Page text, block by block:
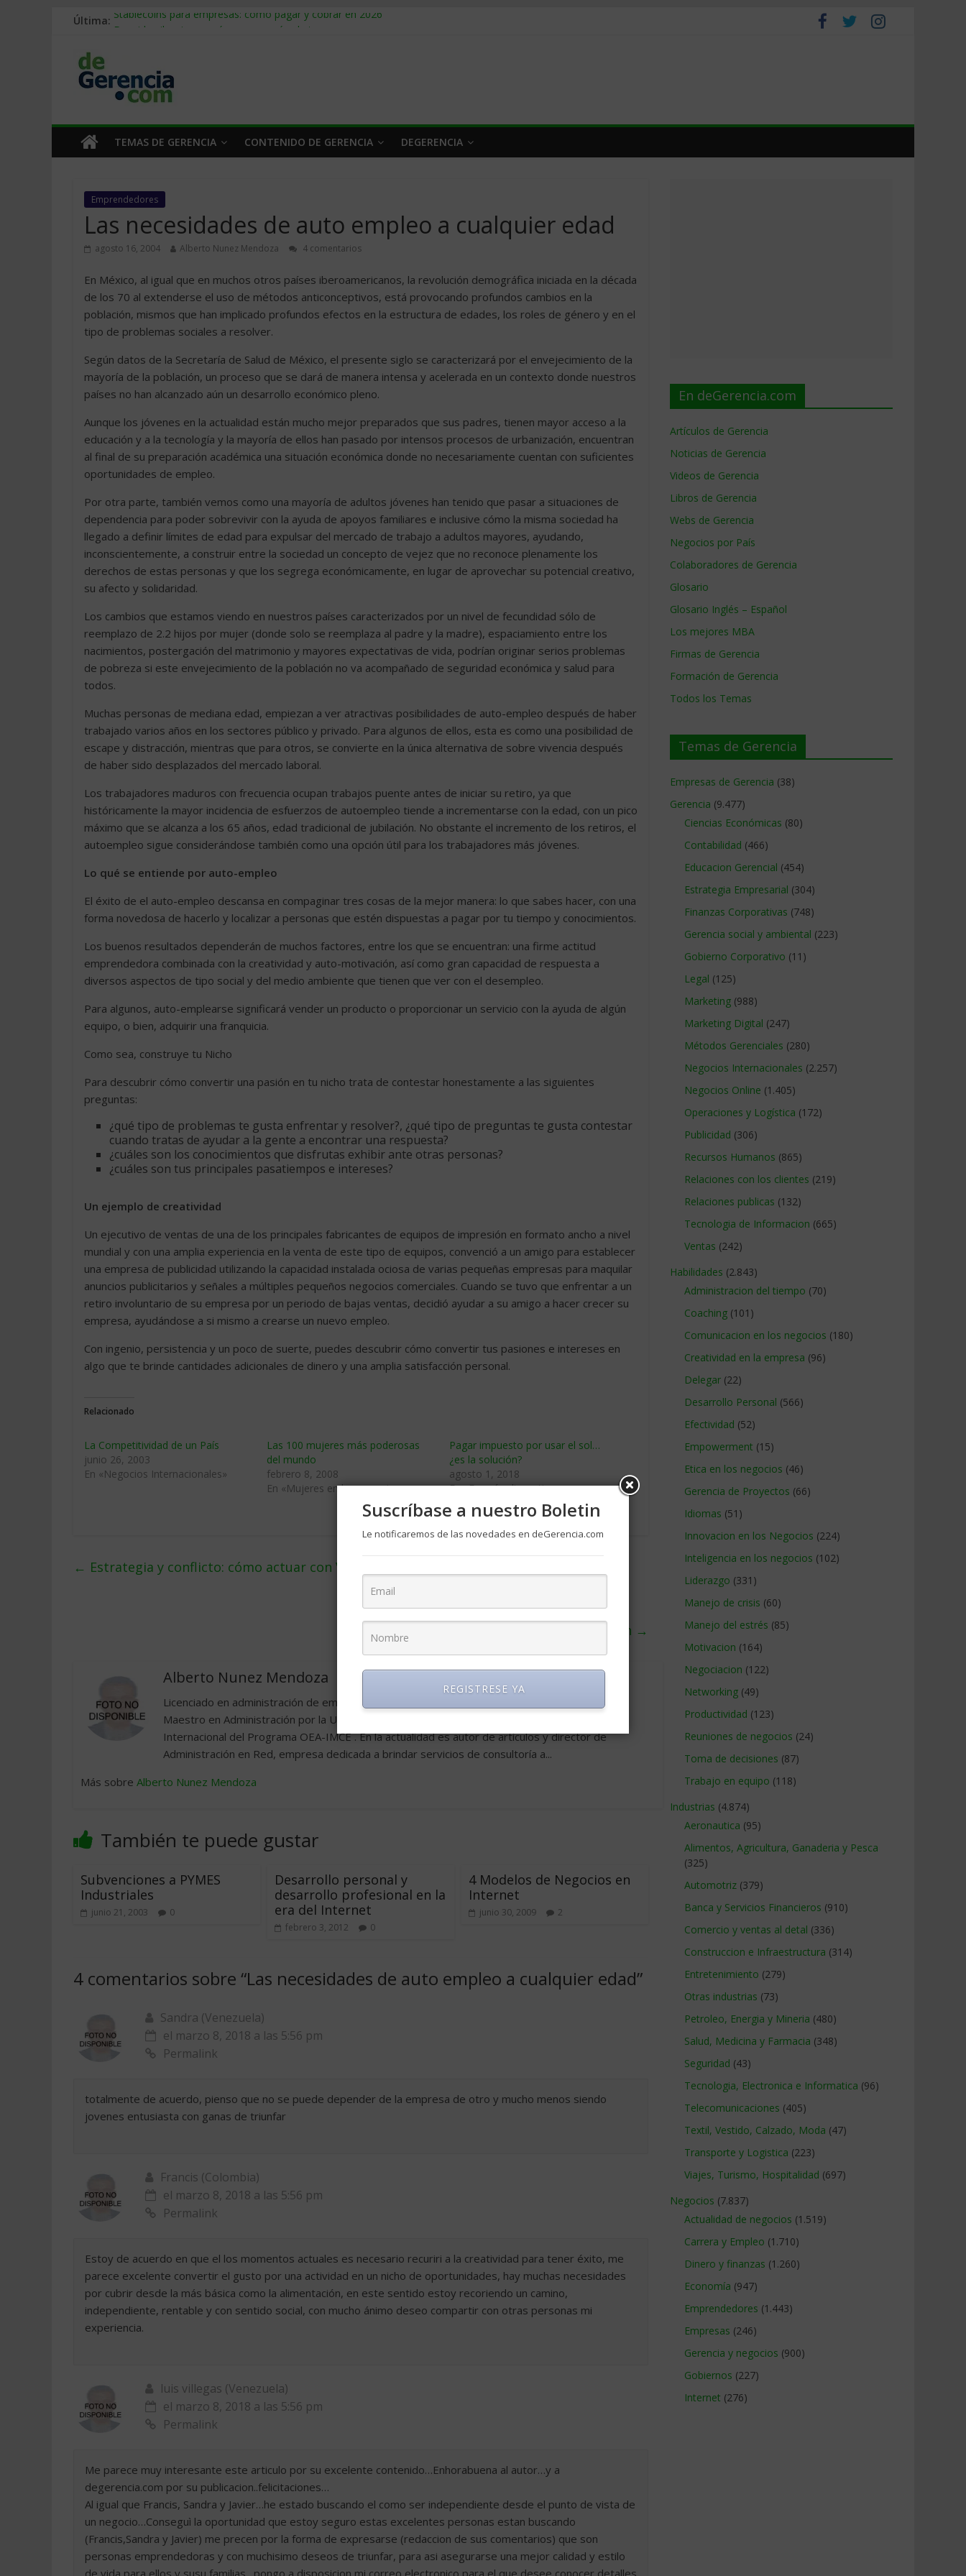
Última: Stablecoins para empresas: cómo pagar y cobrar en 2026
Trabajo forzoso en la cadena de suministro: qué hacer
Mercado hispano de EE. UU.: cómo segmentarlo y venderle
TEMAS DE GERENCIA CONTENIDO DE GERENCIA DEGERENCIA
Emprendedores
Las necesidades de auto empleo a cualquier edad
agosto 16, 2004 Alberto Nunez Mendoza 4 comentarios
En México, al igual que en muchos otros países iberoamericanos, la revolución demográfica iniciada en la década
de los 70 al extenderse el uso de métodos anticonceptivos, está provocando profundos cambios en la
población, mismos que han implicado profundos efectos en la estructura de edades, los roles de género y en el
tipo de problemas sociales a resolver.
Según datos de la Secretaría de Salud de México, el presente siglo se caracterizará por el envejecimiento de la
mayoría de la población, un proceso que se dará de manera intensa y acelerada en un contexto donde nuestros
países no han alcanzado aún un desarrollo económico pleno.
Aunque los jóvenes en la actualidad están mucho mejor preparados que sus padres, tienen mayor acceso a la
educación y a la tecnología y la mayoría de ellos han pasado por intensos procesos de urbanización, encuentran
al final de su preparación académica una situación económica donde no necesariamente cuentan con suficientes
oportunidades de empleo.
Por otra parte, también vemos como una mayoría de adultos jóvenes han tenido que pasar a situaciones de
dependencia para poder sobrevivir con la ayuda de apoyos familiares e inclusive cómo la misma sociedad ha
llegado a definir límites de edad para expulsar del mercado de trabajo a adultos mayores, ayudando,
inconscientemente, a construir entre la sociedad un concepto de vejez que no reconoce plenamente los
derechos de estas personas y que los segrega económicamente, en lugar de aprovechar su potencial creativo,
su afecto y solidaridad.
Los cambios que estamos viendo en nuestros países caracterizados por un nivel de fecundidad sólo de
reemplazo de 2.2 hijos por mujer (donde solo se reemplaza al padre y la madre), espaciamiento entre los
nacimientos, postergación del matrimonio y mayores expectativas de vida, podrían originar serios problemas
de pobreza si este envejecimiento de la población no va acompañado de seguridad económica y salud para
todos.
Muchas personas de mediana edad, empiezan a ver atractivas posibilidades de auto-empleo después de haber
trabajado varios años en los sectores público y privado. Para algunos de ellos, esta es como una posibilidad de
escape y distracción, mientras que para otros, se convierte en la única alternativa de sobre vivencia después
de haber sido desplazados del mercado laboral.
Los trabajadores maduros con frecuencia ocupan trabajos puente antes de iniciar su retiro, ya que
históricamente la mayor incidencia de esfuerzos de autoempleo tiende a incrementarse con la edad, con un pico
máximo que se alcanza a los 65 años, edad tradicional de jubilación. No obstante el incremento de los retiros, el
autoempleo sigue considerándose también como una opción útil para los trabajadores más jóvenes.
Lo qué se entiende por auto-empleo
El éxito de el auto-empleo descansa en compaginar tres cosas de la mejor manera: lo que sabes hacer, con una
forma novedosa de hacerlo y localizar a personas que estén dispuestas a pagar por tu tiempo y conocimientos.
Los buenos resultados dependerán de muchos factores, entre los que se encuentran: una firme actitud
emprendedora combinada con la creatividad y auto-motivación, así como gran capacidad de respuesta a
diversos aspectos de tipo social y del medio ambiente que tienen que ver con el desempleo.
Para algunos, auto-emplearse significará vender un producto o proporcionar un servicio con la ayuda de algún
equipo, o bien, adquirir una franquicia.
Como sea, construye tu Nicho
Para descubrir cómo convertir una pasión en tu nicho trata de contestar honestamente a las siguientes
preguntas:
¿qué tipo de problemas te gusta enfrentar y resolver?, ¿qué tipo de preguntas te gusta contestar
cuando tratas de ayudar a la gente a encontrar una respuesta?
¿cuáles son los conocimientos que disfrutas exhibir ante otras personas?
¿cuáles son tus principales pasatiempos e intereses?
Un ejemplo de creatividad
Un ejecutivo de ventas de una de los principales fabricantes de equipos de impresión en formato ancho a nivel
mundial y con una amplia experiencia en la venta de este tipo de equipos, convenció a un amigo para establecer
una empresa de publicidad utilizando la capacidad instalada ociosa de varias pequeñas empresas para maquilar
anuncios publicitarios y señales a múltiples pequeños negocios comerciales. Cuando se tuvo que enfrentar a un
retiro involuntario de su empresa por un periodo de bajas ventas, decidió ayudar a su amigo a hacer crecer su
empresa, ayudándose a si mismo a crearse un nuevo empleo.
Con ingenio, persistencia y un poco de suerte, puedes descubrir cómo convertir tus pasiones e intereses en
algo que te brinde cantidades adicionales de dinero y una amplia satisfacción personal.
Relacionado
La Competitividad de un País
junio 26, 2003
En «Negocios Internacionales»
Las 100 mujeres más poderosas
del mundo
febrero 8, 2008
En «Mujeres en los negocios»
Pagar impuesto por usar el sol…
¿es la solución?
agosto 1, 2018
En «Energía alternativa»
← Estrategia y conflicto: cómo actuar con Ventaja sobre los problemas
Diferencia entre estímulo y motivación →
Alberto Nunez Mendoza
Licenciado en administración de empresas por la Universidad Nacional Autónoma de México,
Maestro en Administración por la University of Colorado y Especialista en Administración
Internacional del Programa OEA-IMCE . En la actualidad es autor de artículos y director de
Administración en Red, empresa dedicada a brindar servicios de consultoría a...
Más sobre Alberto Nunez Mendoza
También te puede gustar
Subvenciones a PYMES
Industriales
junio 21, 2003 0
Desarrollo personal y
desarrollo profesional en la
era del Internet
febrero 3, 2012 0
4 Modelos de Negocios en
Internet
junio 30, 2009 2
4 comentarios sobre “Las necesidades de auto empleo a cualquier edad”
Sandra (Venezuela)
el marzo 8, 2018 a las 5:56 pm
Permalink
totalmente de acuerdo, pienso que no se puede depender de la empresa de otro y mucho menos siendo
jovenes entusiasta con ganas de triunfar
Francis (Colombia)
el marzo 8, 2018 a las 5:56 pm
Permalink
Estoy de acuerdo en que el los momentos actuales es necesario recuriri a la creatividad para tener éxito, me
parece excelente convertir el gusto por una actividad en un nicho de oportunidades, hay muchas necesidades
por cubrir desde la más básica como la alimentación, en este sentido estoy recoriendo un camino,
independiente, rentable y con sentido social, con mucho ánimo deseo compartir con otras personas mi
experiencia.
luis villegas (Venezuela)
el marzo 8, 2018 a las 5:56 pm
Permalink
Me parece muy interesante este articulo por su excelente contenido…Enhorabuena al autor…y a
degerencia.com por su publicacion..felicitaciones…
Al igual que Francis, Sandra y Javier…he estado buscando el como ser independiente desde el punto de vista de
un negocio…Conseguì la oportunidad que estoy seguro estas excelentes personas estan buscando
(Francis,Sandra y Javier) me precen por la forma de expresarse (redaccion de sus comentarios) que son
personas emprendedoras y con muchisimo deseos de triunfar, para asi asegurarse una mejor calidad y estilo
de vida para ellos y susu familias…pongo a disposicion mi correo electronico para el que desee conocer detalles
En deGerencia.com
Artículos de Gerencia
Noticias de Gerencia
Videos de Gerencia
Libros de Gerencia
Webs de Gerencia
Negocios por País
Colaboradores de Gerencia
Glosario
Glosario Inglés – Español
Los mejores MBA
Firmas de Gerencia
Formación de Gerencia
Todos los Temas
Temas de Gerencia
Empresas de Gerencia (38)
Gerencia (9.477)
Ciencias Económicas (80)
Contabilidad (466)
Educacion Gerencial (454)
Estrategia Empresarial (304)
Finanzas Corporativas (748)
Gerencia social y ambiental (223)
Gobierno Corporativo (11)
Legal (125)
Marketing (988)
Marketing Digital (247)
Métodos Gerenciales (280)
Negocios Internacionales (2.257)
Negocios Online (1.405)
Operaciones y Logística (172)
Publicidad (306)
Recursos Humanos (865)
Relaciones con los clientes (219)
Relaciones publicas (132)
Tecnologia de Informacion (665)
Ventas (242)
Habilidades (2.843)
Administracion del tiempo (70)
Coaching (101)
Comunicacion en los negocios (180)
Creatividad en la empresa (96)
Delegar (22)
Desarrollo Personal (566)
Efectividad (52)
Empowerment (15)
Etica en los negocios (46)
Gerencia de Proyectos (66)
Idiomas (51)
Innovacion en los Negocios (224)
Inteligencia en los negocios (102)
Liderazgo (331)
Manejo de crisis (60)
Manejo del estrés (85)
Motivacion (164)
Negociacion (122)
Networking (49)
Productividad (123)
Reuniones de negocios (24)
Toma de decisiones (87)
Trabajo en equipo (118)
Industrias (4.874)
Aeronautica (95)
Alimentos, Agricultura, Ganaderia y Pesca
(325)
Automotriz (379)
Banca y Servicios Financieros (910)
Comercio y ventas al detal (336)
Construccion e Infraestructura (314)
Entretenimiento (279)
Otras industrias (73)
Petroleo, Energia y Mineria (480)
Salud, Medicina y Farmacia (348)
Seguridad (43)
Tecnologia, Electronica e Informatica (96)
Telecomunicaciones (405)
Textil, Vestido, Calzado, Moda (47)
Transporte y Logistica (223)
Viajes, Turismo, Hospitalidad (697)
Negocios (7.837)
Actualidad de negocios (1.519)
Carrera y Empleo (1.710)
Dinero y finanzas (1.260)
Economía (947)
Emprendedores (1.443)
Empresas (246)
Gerencia y negocios (900)
Gobiernos (227)
Internet (276)
Suscríbase a nuestro Boletin
Le notificaremos de las novedades en deGerencia.com
REGISTRESE YA